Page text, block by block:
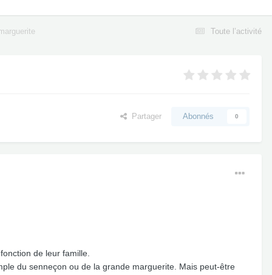
Toute l’activité
Partager Abonnés 0
de leur famille.
du senneçon ou de la grande marguerite. Mais peut-être